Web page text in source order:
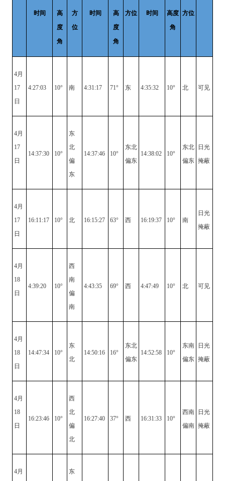
时间
高
度
角
方
位
时间
高
度
角
方位 时间
高度
角
方位
4月
17
日
4:27:03 10° 南 4:31:17 71° 东 4:35:32 10° 北 可见
4月
17
日
14:37:30 10°
东
北
偏
东
14:37:46 10°
东北
偏东
14:38:02 10°
东北
偏东
日光
掩蔽
4月
17
日
16:11:17 10° 北 16:15:27 63° 西 16:19:37 10° 南
日光
掩蔽
4月
18
日
4:39:20 10°
西
南
偏
南
4:43:35 69° 西 4:47:49 10° 北 可见
4月
18
日
14:47:34 10°
东
北
14:50:16 16°
东北
偏东
14:52:58 10°
东南
偏东
日光
掩蔽
4月
18
日
16:23:46 10°
西
北
偏
北
16:27:40 37° 西 16:31:33 10°
西南
偏南
日光
掩蔽
4月
东